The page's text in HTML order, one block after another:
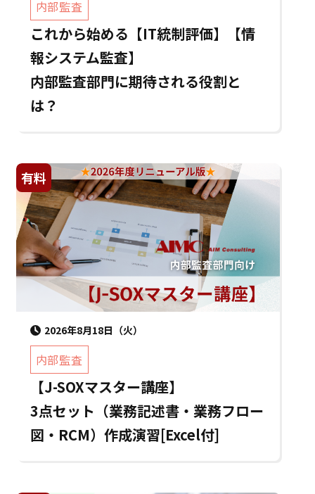
内部監査
これから始める【IT統制評価】【情
報システム監査】
内部監査部門に期待される役割と
は？
有料
2026年8月18日（火）
内部監査
【J-SOXマスター講座】
3点セット（業務記述書・業務フロー
図・RCM）作成演習[Excel付]